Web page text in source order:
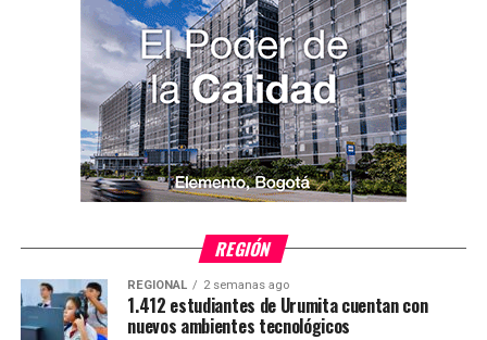
REGIÓN
REGIONAL 2 semanas ago
1.412 estudiantes de Urumita cuentan con
nuevos ambientes tecnológicos